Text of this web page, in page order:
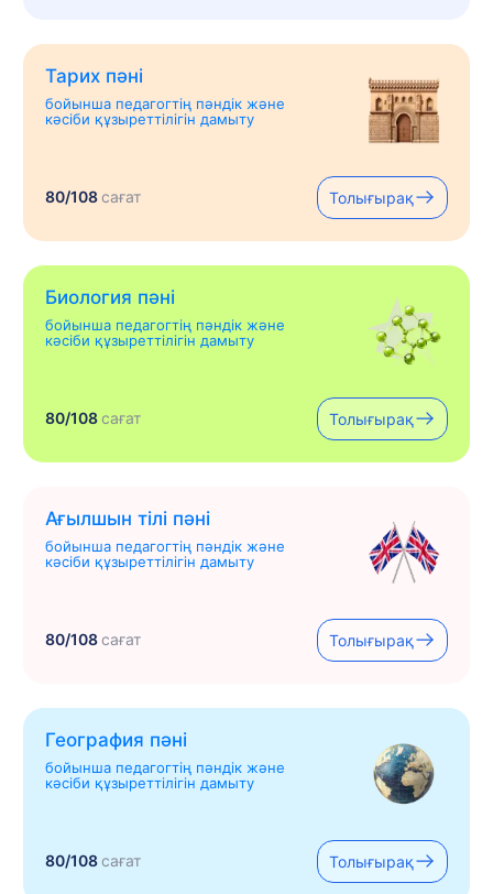
Тарих пәні
бойынша педагогтің пәндік және
кәсіби құзыреттілігін дамыту
80/108сағат Толығырақ
Биология пәні
бойынша педагогтің пәндік және
кәсіби құзыреттілігін дамыту
80/108сағат Толығырақ
Ағылшын тілі пәні
бойынша педагогтің пәндік және
кәсіби құзыреттілігін дамыту
80/108сағат Толығырақ
География пәні
бойынша педагогтің пәндік және
кәсіби құзыреттілігін дамыту
80/108сағат Толығырақ